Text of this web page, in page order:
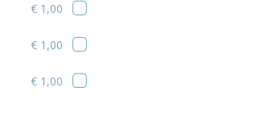
€ 1,00
€ 1,00
€ 1,00